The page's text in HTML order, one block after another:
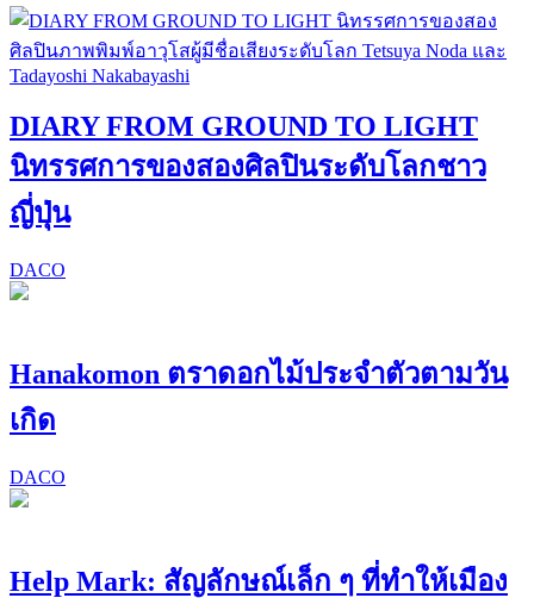
DIARY FROM GROUND TO LIGHT
นิทรรศการของสองศิลปินระดับโลกชาว
ญี่ปุ่น
DACO
Hanakomon ตราดอกไม้ประจำตัวตามวัน
เกิด
DACO
Help Mark: สัญลักษณ์เล็ก ๆ ที่ทำให้เมือง